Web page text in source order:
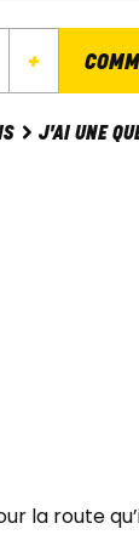
+
J'AI UNE
la route